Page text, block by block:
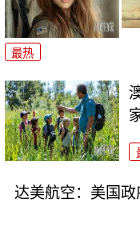
最热
达美航空：美国